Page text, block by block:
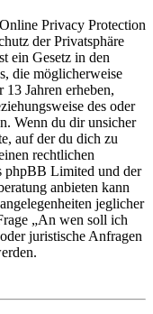
Privacy Protection
der Privatsphäre
ein Gesetz in den
die möglicherweise
Jahren erheben,
des oder
Wenn du dir unsicher
auf der du dich zu
rechtlichen
phpBB Limited und der
anbieten kann
jeglicher
„An wen soll ich
juristische Anfragen